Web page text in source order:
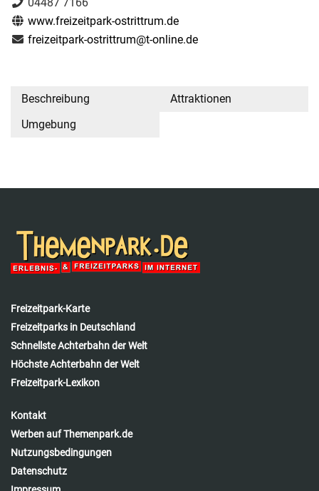
www.freizeitpark-ostrittrum.de
freizeitpark-ostrittrum@t-online.de
Beschreibung
Attraktionen
Umgebung
Freizeitpark-Karte
Freizeitparks in Deutschland
Schnellste Achterbahn der Welt
Höchste Achterbahn der Welt
Freizeitpark-Lexikon
Kontakt
Werben auf Themenpark.de
Nutzungsbedingungen
Datenschutz